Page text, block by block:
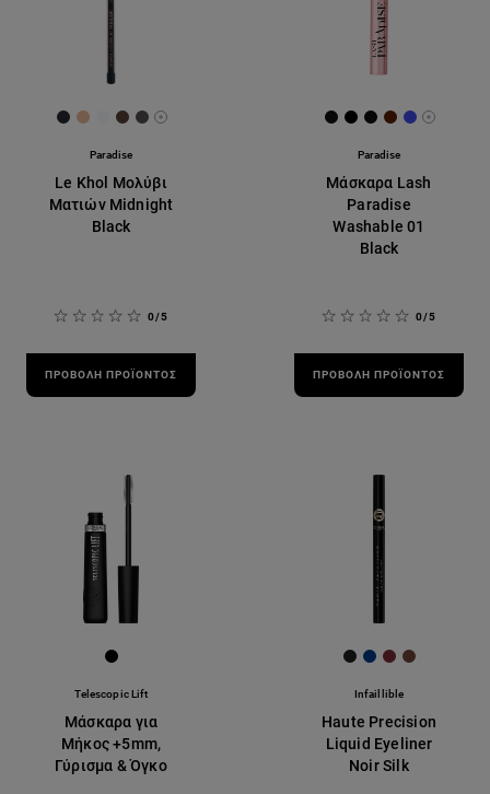
[Color]: #262B30
[Color]: #E8B997
[Color]: #F8F9FD
[Color]: #58403B
[Color]: #524F51
More shades are available
Paradise
Le Khol Μολύβι
Ματιών Midnight
Black
0/5
ΠΡΟΒΟΛΉ ΠΡΟΪΌΝΤΟΣ
[Color]: #121111
[Color]: #000000
[Color]:
[Color]:
[Color]:
More
Paradise
Μάσκαρα Lash
Paradise
Washable 01
Black
0/5
ΠΡΟΒΟΛΉ ΠΡΟΪΌΝΤΟΣ
[Color]: #000000
Telescopic Lift
Μάσκαρα για
Μήκος +5mm,
Γύρισμα & Όγκο
[Color]: #231f20
[Color]:
[Color]:
[Color]:
Infaillible
Haute Precision
Liquid Eyeliner
Noir Silk